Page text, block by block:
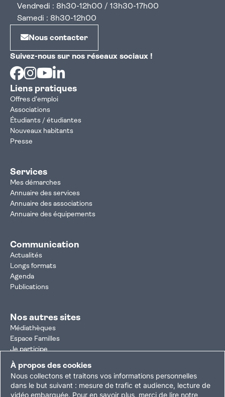
À propos des cookies
Nous collectons et traitons vos informations personnelles
dans le but suivant : mesure de trafic et audience, lecture de
vidéo embarquée. Pour en savoir plus, merci de lire notre
Vendredi : 8h30-12h00 / 13h30-17h00
Samedi : 8h30-12h00
Nous contacter
Suivez-nous sur nos réseaux sociaux !
Facebook
Instagram
Youtube
Liens pratiques
Offres d'emploi
Associations
Étudiants / étudiantes
Nouveaux habitants
Presse
Services
Mes démarches
Annuaire des services
Annuaire des associations
Annuaire des équipements
Communication
Actualités
Longs formats
Agenda
Publications
Nos autres sites
Médiathèques
Espace Familles
Je participe
Autorisation d'urbanisme
Résultats électoraux
Plan du site Nous contacterMentions légales